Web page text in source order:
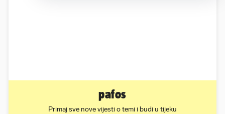
pafos
Primaj sve nove vijesti o temi i budi u tijeku